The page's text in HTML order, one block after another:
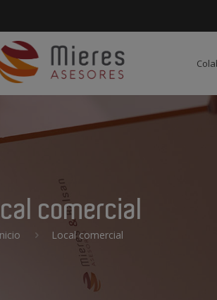
comercial
Local comercial